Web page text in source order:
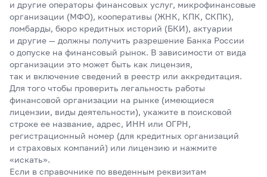
и другие операторы финансовых услуг, микрофинансовые
организации (МФО), кооперативы (ЖНК, КПК, СКПК),
ломбарды, бюро кредитных историй (БКИ), актуарии
и другие — должны получить разрешение Банка России
о допуске на финансовый рынок. В зависимости от вида
организации это может быть как лицензия,
так и включение сведений в реестр или аккредитация.
Для того чтобы проверить легальность работы
финансовой организации на рынке (имеющиеся
лицензии, виды деятельности), укажите в поисковой
строке ее название, адрес, ИНН или ОГРН,
регистрационный номер (для кредитных организаций
и страховых компаний) или лицензию и нажмите
«искать».
Если в справочнике по введенным реквизитам